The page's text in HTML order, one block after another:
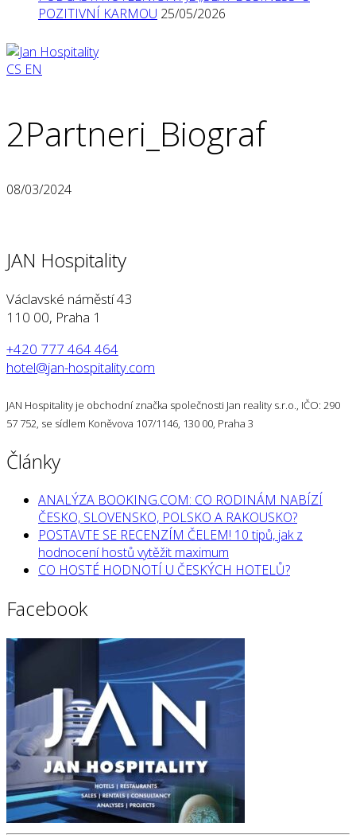
POZITIVNÍ KARMOU 25/05/2026
CS EN
2Partneri_Biograf
08/03/2024
JAN Hospitality
Václavské náměstí 43
110 00, Praha 1
+420 777 464 464
hotel@jan-hospitality.com
JAN Hospitality je obchodní značka společnosti Jan reality s.r.o., IČO: 290
57 752, se sídlem Koněvova 107/1146, 130 00, Praha 3
Články
ANALÝZA BOOKING.COM: CO RODINÁM NABÍZÍ
ČESKO, SLOVENSKO, POLSKO A RAKOUSKO?
POSTAVTE SE RECENZÍM ČELEM! 10 tipů, jak z
hodnocení hostů vytěžit maximum
CO HOSTÉ HODNOTÍ U ČESKÝCH HOTELŮ?
Facebook